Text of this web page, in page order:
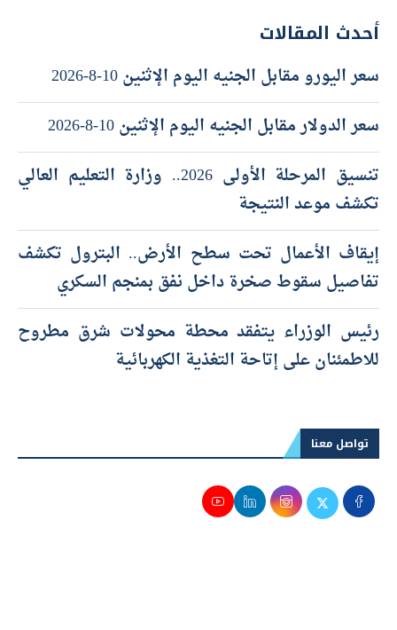
أحدث المقالات
سعر اليورو مقابل الجنيه اليوم الإثنين 10-8-2026
سعر الدولار مقابل الجنيه اليوم الإثنين 10-8-2026
تكشف موعد النتيجة
إيقاف الأعمال تحت سطح الأرض.. البترول تكشف
تفاصيل سقوط صخرة داخل نفق بمنجم السكري
رئيس الوزراء يتفقد محطة محولات شرق مطروح
تواصل معنا